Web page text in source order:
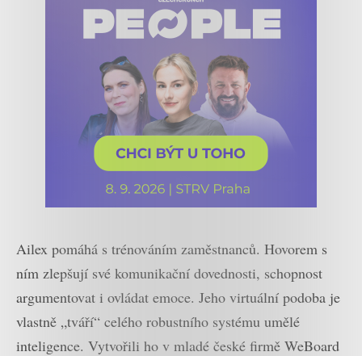
Ailex pomáhá s trénováním zaměstnanců. Hovorem s
ním zlepšují své komunikační dovednosti, schopnost
argumentovat i ovládat emoce. Jeho virtuální podoba je
vlastně „tváří“ celého robustního systému umělé
inteligence. Vytvořili ho v mladé české firmě WeBoard